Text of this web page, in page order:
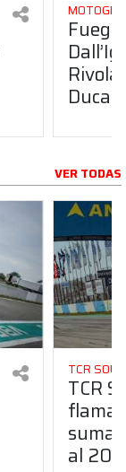
MOTOGP
Ducati
VER TODAS
TCR
TCR
suma
al